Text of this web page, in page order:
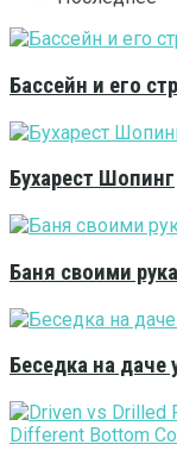
Бассейн и его
Бухарест Шопинг
Баня своими
Беседка на даче